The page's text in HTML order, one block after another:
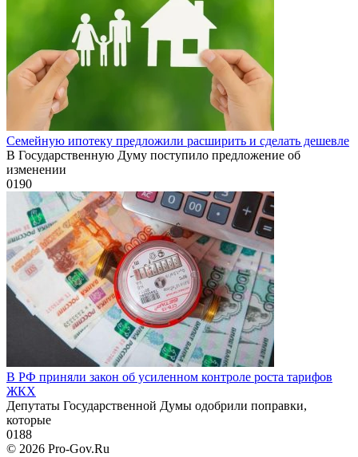
Семейную ипотеку предложили расширить и сделать дешевле
В Государственную Думу поступило предложение об
изменении
0190
В РФ приняли закон об усиленном контроле роста тарифов
ЖКХ
Депутаты Государственной Думы одобрили поправки,
которые
0188
© 2026 Pro-Gov.Ru